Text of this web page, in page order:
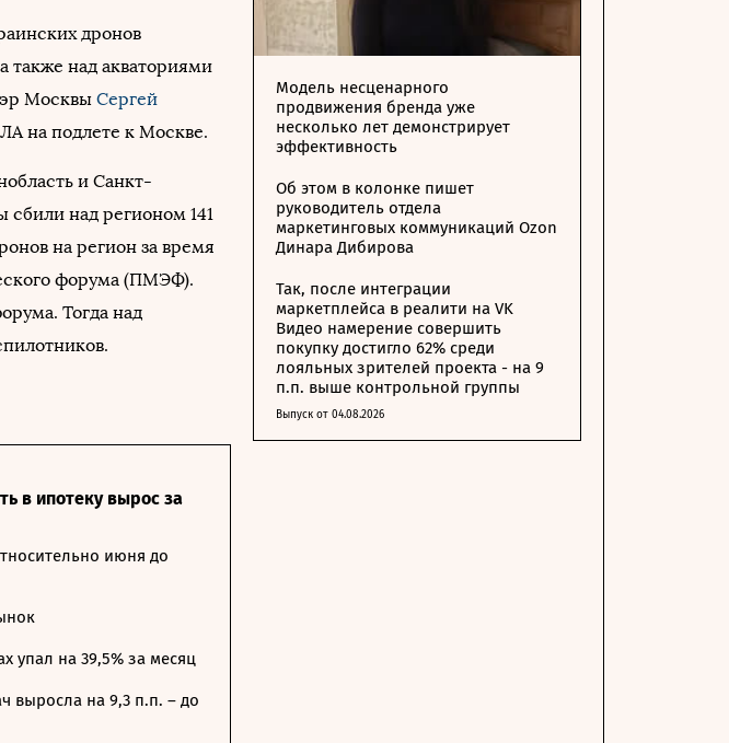
дронов
также над акваториями
Москвы Сергей
на подлете к Москве.
и Санкт-
над регионом 141
на регион за время
форума (ПМЭФ).
Тогда над
в ипотеку вырос за
июня до
упал на 39,5% за месяц
выросла на 9,3 п.п. – до
Модель несценарного
продвижения бренда уже
несколько лет демонстрирует
эффективность
Об этом в колонке пишет
руководитель отдела
маркетинговых коммуникаций Ozon
Динара Дибирова
Так, после интеграции
маркетплейса в реалити на VK
Видео намерение совершить
покупку достигло 62% среди
лояльных зрителей проекта - на 9
п.п. выше контрольной группы
Выпуск от 04.08.2026